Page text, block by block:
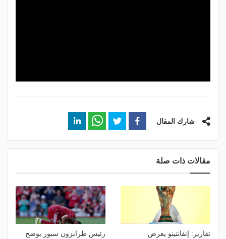
شارك المقال
مقالات ذات صلة
تقارير: إنفانتينو يعرض
رئيس طرابزون سبور يوضح